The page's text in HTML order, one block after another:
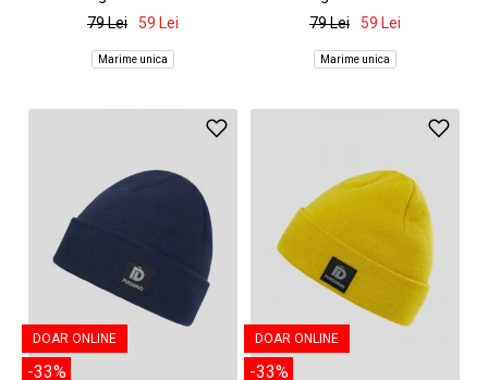
79 Lei
59 Lei
Marime unica
79 Lei
59 Lei
Marime unica
DOAR ONLINE
-33%
DOAR ONLINE
-33%